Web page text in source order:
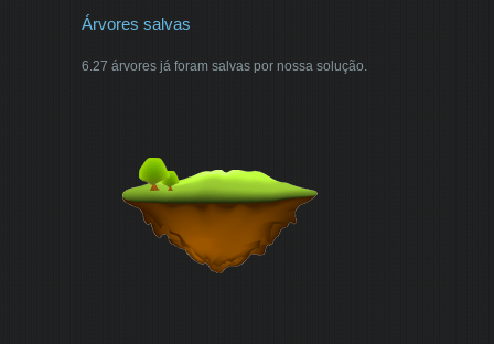
Árvores salvas
6.27 árvores já foram salvas por nossa solução.